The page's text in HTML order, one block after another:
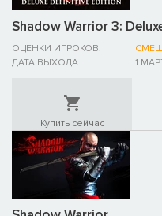
Shadow Warrior 3:
ОЦЕНКИ ИГРОКОВ:
ДАТА ВЫХОДА:
1
Купить сейчас